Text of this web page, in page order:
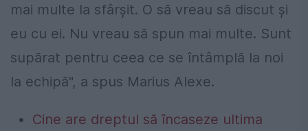
mai multe la sfârșit. O să vreau să discut și
eu cu ei. Nu vreau să spun mai multe. Sunt
supărat pentru ceea ce se întâmplă la noi
la echipă", a spus Marius Alexe.
Cine are dreptul să încaseze ultima